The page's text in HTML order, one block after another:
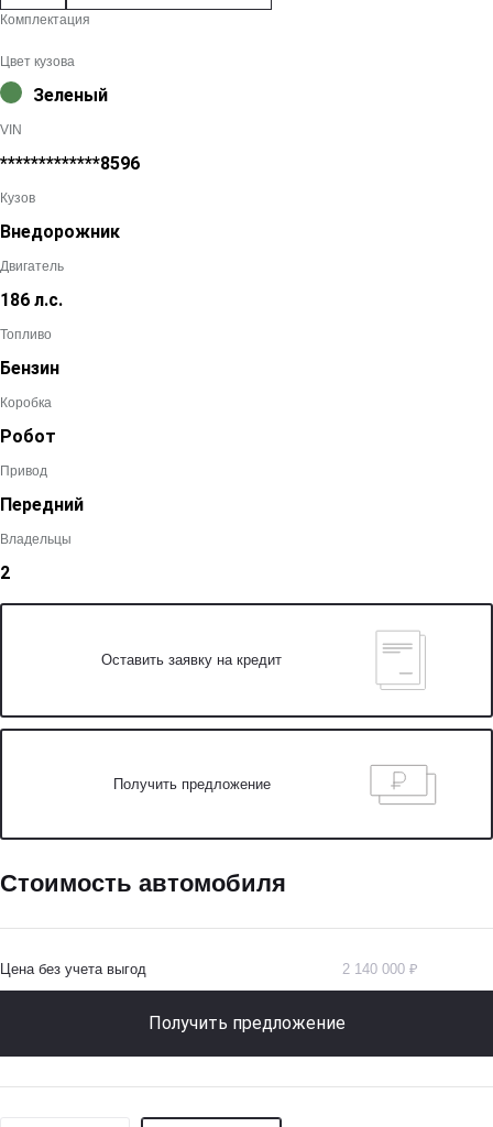
Комплектация
Цвет кузова
Зеленый
VIN
*************8596
Кузов
Внедорожник
Двигатель
186 л.с.
Топливо
Бензин
Коробка
Робот
Привод
Передний
Владельцы
2
Оставить заявку на кредит
Получить предложение
Стоимость автомобиля
Цена без учета выгод 2 140 000 ₽
Получить предложение